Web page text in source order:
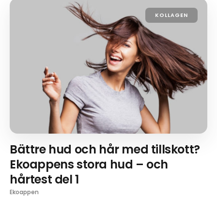
KOLLAGEN
Bättre hud och hår med tillskott?
Ekoappens stora hud – och
hårtest del 1
Ekoappen